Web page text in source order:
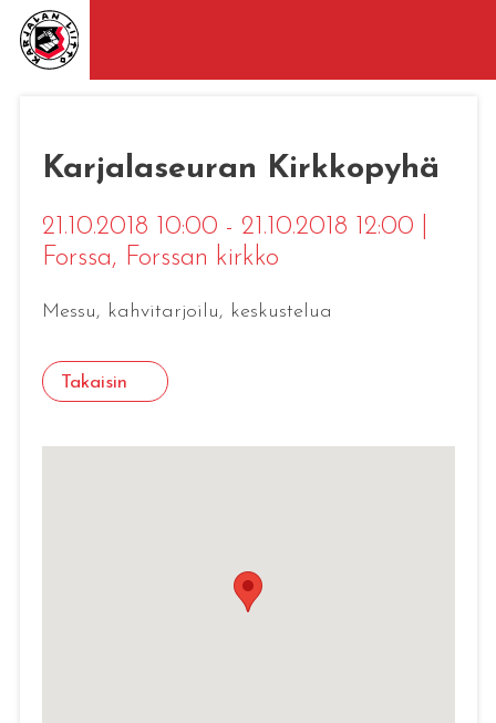
Karjalaseuran Kirkkopyhä
21.10.2018 10:00 - 21.10.2018 12:00
Forssa, Forssan kirkko
Messu, kahvitarjoilu, keskustelua
Takaisin